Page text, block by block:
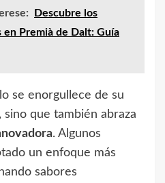
Descubre los
en Premià de Dalt: Guía
se enorgullece de su
que también abraza
. Algunos
un enfoque más
sabores